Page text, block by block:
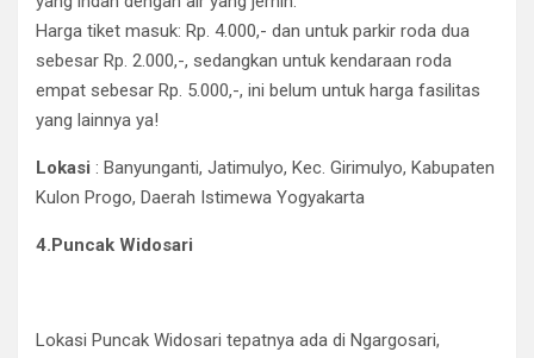
Harga tiket masuk: Rp. 4.000,- dan untuk parkir roda dua
sebesar Rp. 2.000,-, sedangkan untuk kendaraan roda
empat sebesar Rp. 5.000,-, ini belum untuk harga fasilitas
yang lainnya ya!
Lokasi : Banyunganti, Jatimulyo, Kec. Girimulyo, Kabupaten
Kulon Progo, Daerah Istimewa Yogyakarta
4.Puncak Widosari
Lokasi Puncak Widosari tepatnya ada di Ngargosari,